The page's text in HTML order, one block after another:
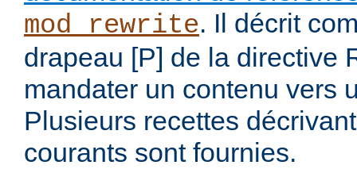
mod_rewrite. Il décrit
drapeau [P] de la directive
mandater un contenu vers
Plusieurs recettes
courants sont fournies.